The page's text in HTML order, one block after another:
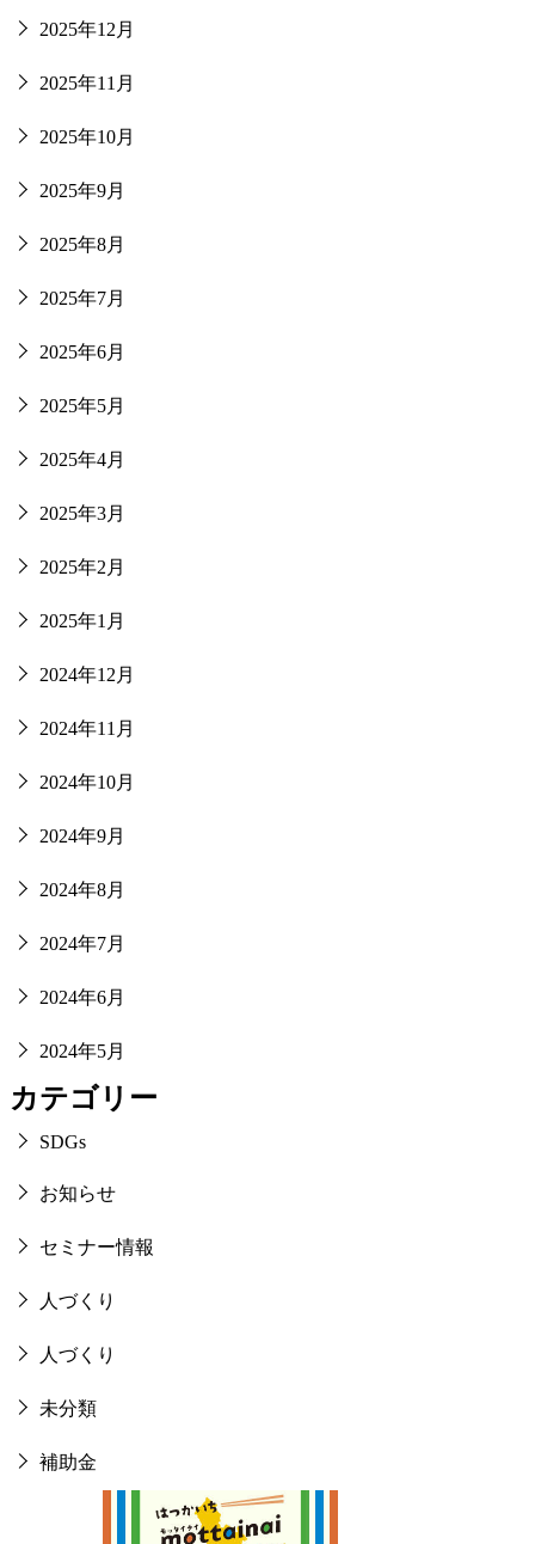
2025年12月
2025年11月
2025年10月
2025年9月
2025年8月
2025年7月
2025年6月
2025年5月
2025年4月
2025年3月
2025年2月
2025年1月
2024年12月
2024年11月
2024年10月
2024年9月
2024年8月
2024年7月
2024年6月
2024年5月
カテゴリー
SDGs
お知らせ
セミナー情報
人づくり
人づくり
未分類
補助金